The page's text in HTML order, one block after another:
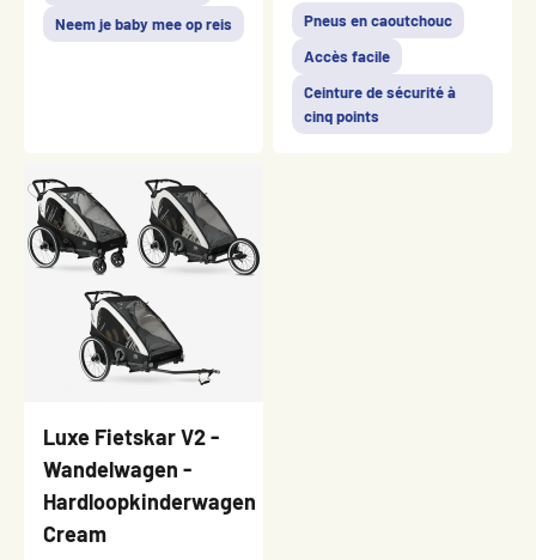
Neem je baby mee op reis
Pneus en caoutchouc
Accès facile
Ceinture de sécurité à
cinq points
Luxe Fietskar V2 -
Wandelwagen -
Hardloopkinderwagen
Cream